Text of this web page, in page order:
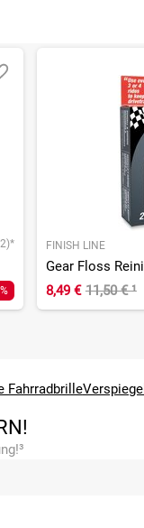
FINISH LINE
Gear Floss
8,49 € 11,50 €¹
Fahrradbrille